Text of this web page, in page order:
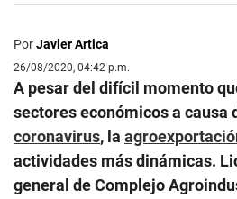
PorJavier Artica
26/08/2020, 04:42 p.m.
A pesar del difícil momento
sectores económicos a causa
coronavirus, la
actividades más dinámicas.
general de Complejo